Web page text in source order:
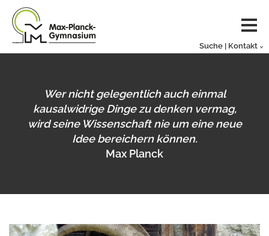
Suche | Kontakt
Wer nicht gelegentlich auch einmal
kausalwidrige Dinge zu denken vermag,
wird seine Wissenschaft nie um eine neue
Idee bereichern können.
Max Planck